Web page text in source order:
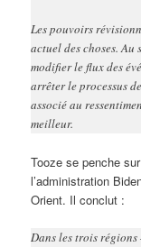
Les pouvoirs
actuel des choses.
modifier le flux des
arrêter le processus
associé au
meilleur.
Tooze se penche
l’administration
Orient. Il conclut :
Dans les trois